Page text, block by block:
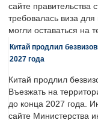
сайте правительства
требовалась виза
могли оставаться на
Китай продлил
2027 года
Китай продлил
Въезжать на
до конца 2027 года.
сайте Министерства